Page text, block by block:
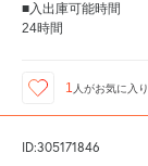
■入出庫可能時間
24時間
1 人がお気に入
ID:305171846